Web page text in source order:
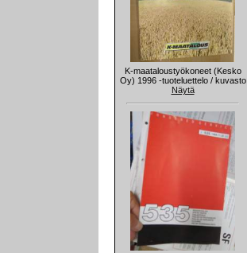
K-maataloustyökoneet (Kesko
Oy) 1996 -tuoteluettelo / kuvasto
Näytä